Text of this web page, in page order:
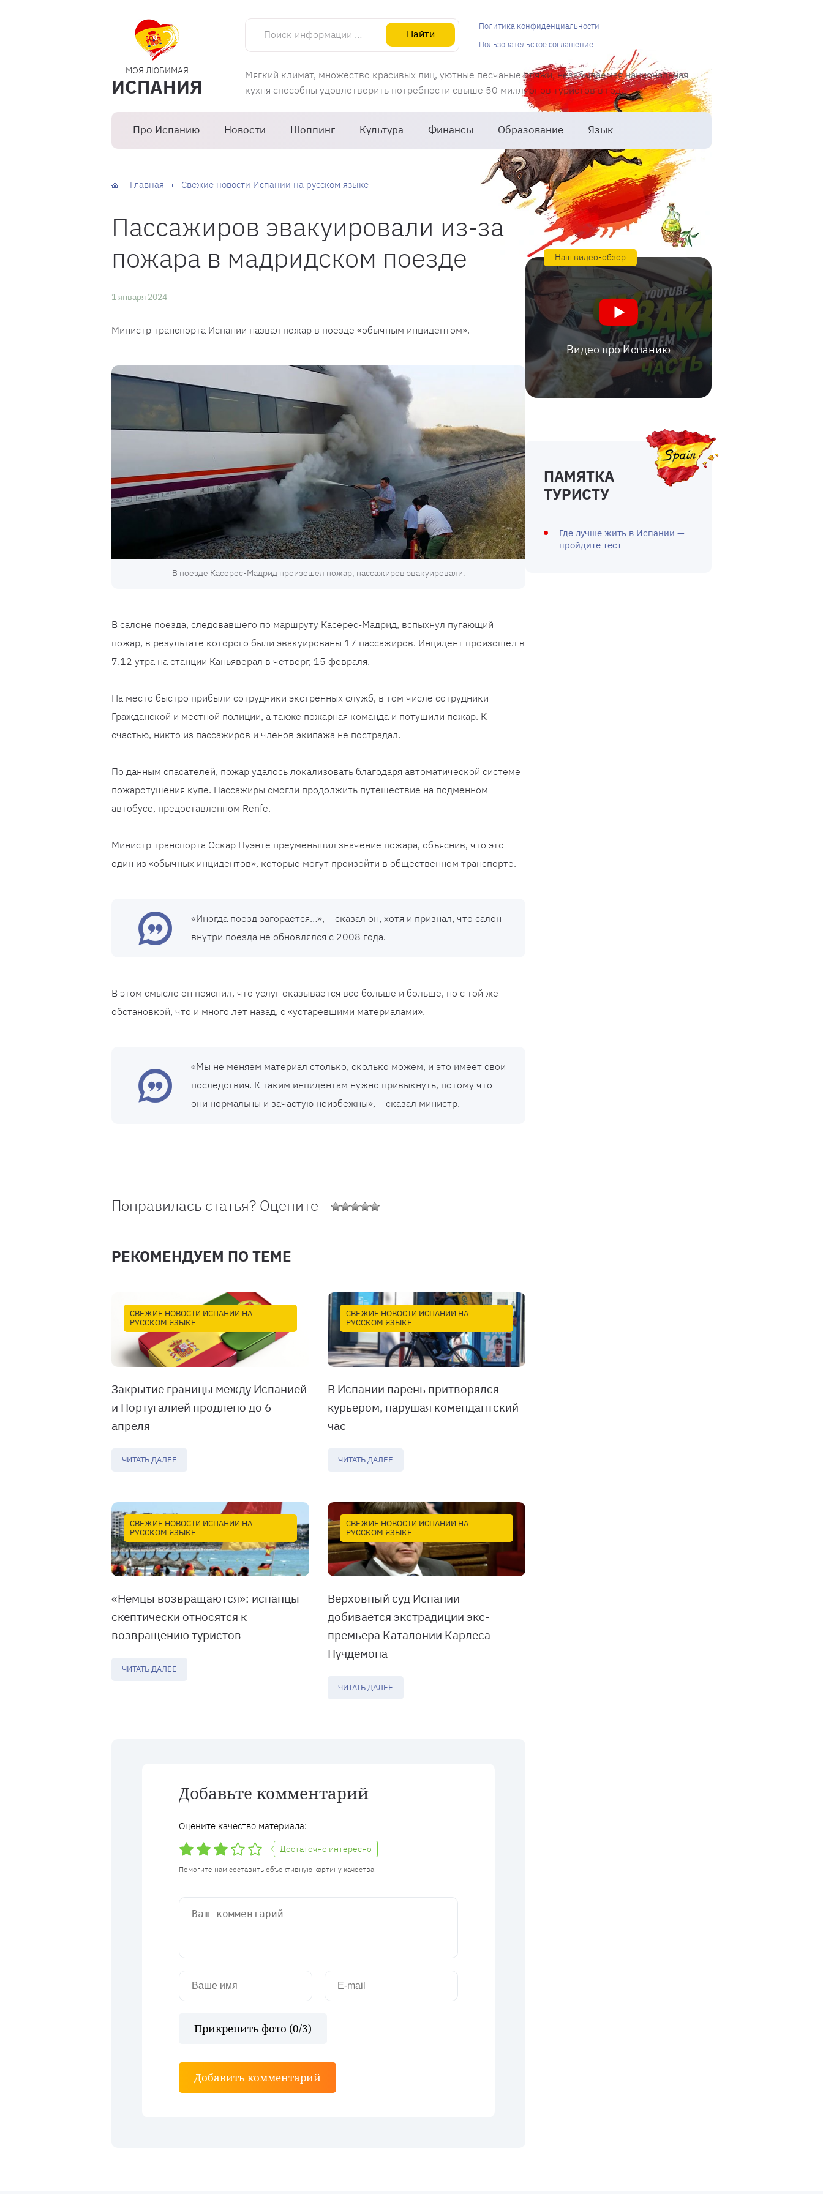
МОЯ ЛЮБИМАЯ
ИСПАНИЯ
Поиск информации об Испании
Найти
Мягкий климат, множество красивых лиц, уютные песчаные пляжи, незабываемая национальная
кухня способны удовлетворить потребности свыше 50 миллионов туристов в год.
Про Испанию Новости Шоппинг Культура Финансы Образование Язык
Политика конфиденциальности
Пользовательское соглашение
Главная Свежие новости Испании на русском языке
Пассажиров эвакуировали из-за
пожара в мадридском поезде
1 января 2024
Министр транспорта Испании назвал пожар в поезде «обычным инцидентом».
В поезде Касерес-Мадрид произошел пожар, пассажиров эвакуировали.
В салоне поезда, следовавшего по маршруту Касерес-Мадрид, вспыхнул пугающий
пожар, в результате которого были эвакуированы 17 пассажиров. Инцидент произошел в
7.12 утра на станции Каньяверал в четверг, 15 февраля.
На место быстро прибыли сотрудники экстренных служб, в том числе сотрудники
Гражданской и местной полиции, а также пожарная команда и потушили пожар. К
счастью, никто из пассажиров и членов экипажа не пострадал.
По данным спасателей, пожар удалось локализовать благодаря автоматической системе
пожаротушения купе. Пассажиры смогли продолжить путешествие на подменном
автобусе, предоставленном Renfe.
Министр транспорта Оскар Пуэнте преуменьшил значение пожара, объяснив, что это
один из «обычных инцидентов», которые могут произойти в общественном транспорте.
«Иногда поезд загорается…», – сказал он, хотя и признал, что салон
внутри поезда не обновлялся с 2008 года.
В этом смысле он пояснил, что услуг оказывается все больше и больше, но с той же
обстановкой, что и много лет назад, с «устаревшими материалами».
«Мы не меняем материал столько, сколько можем, и это имеет свои
последствия. К таким инцидентам нужно привыкнуть, потому что
они нормальны и зачастую неизбежны», – сказал министр.
Понравилась статья? Оцените
РЕКОМЕНДУЕМ ПО ТЕМЕ
СВЕЖИЕ НОВОСТИ ИСПАНИИ НА
РУССКОМ ЯЗЫКЕ
Закрытие границы между Испанией
и Португалией продлено до 6
апреля
ЧИТАТЬ ДАЛЕЕ
СВЕЖИЕ НОВОСТИ ИСПАНИИ НА
РУССКОМ ЯЗЫКЕ
В Испании парень притворялся
курьером, нарушая комендантский
час
ЧИТАТЬ ДАЛЕЕ
СВЕЖИЕ НОВОСТИ ИСПАНИИ НА
РУССКОМ ЯЗЫКЕ
«Немцы возвращаются»: испанцы
скептически относятся к
возвращению туристов
ЧИТАТЬ ДАЛЕЕ
СВЕЖИЕ НОВОСТИ ИСПАНИИ НА
РУССКОМ ЯЗЫКЕ
Верховный суд Испании
добивается экстрадиции экс-
премьера Каталонии Карлеса
Пучдемона
ЧИТАТЬ ДАЛЕЕ
Добавьте комментарий
Оцените качество материала:
Достаточно интересно
Помогите нам составить объективную картину качества
Прикрепить фото (0/3)
Добавить комментарий
Наш видео-обзор
Видео про Испанию
ПАМЯТКА
ТУРИСТУ
Где лучше жить в Испании —
пройдите тест